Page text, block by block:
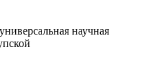
научная